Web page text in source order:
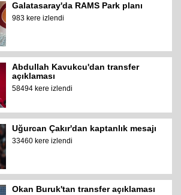
Galatasaray'da RAMS Park planı
983 kere izlendi
Abdullah Kavukcu'dan transfer
açıklaması
58494 kere izlendi
Uğurcan Çakır'dan kaptanlık mesajı
33460 kere izlendi
Okan Buruk'tan transfer açıklaması